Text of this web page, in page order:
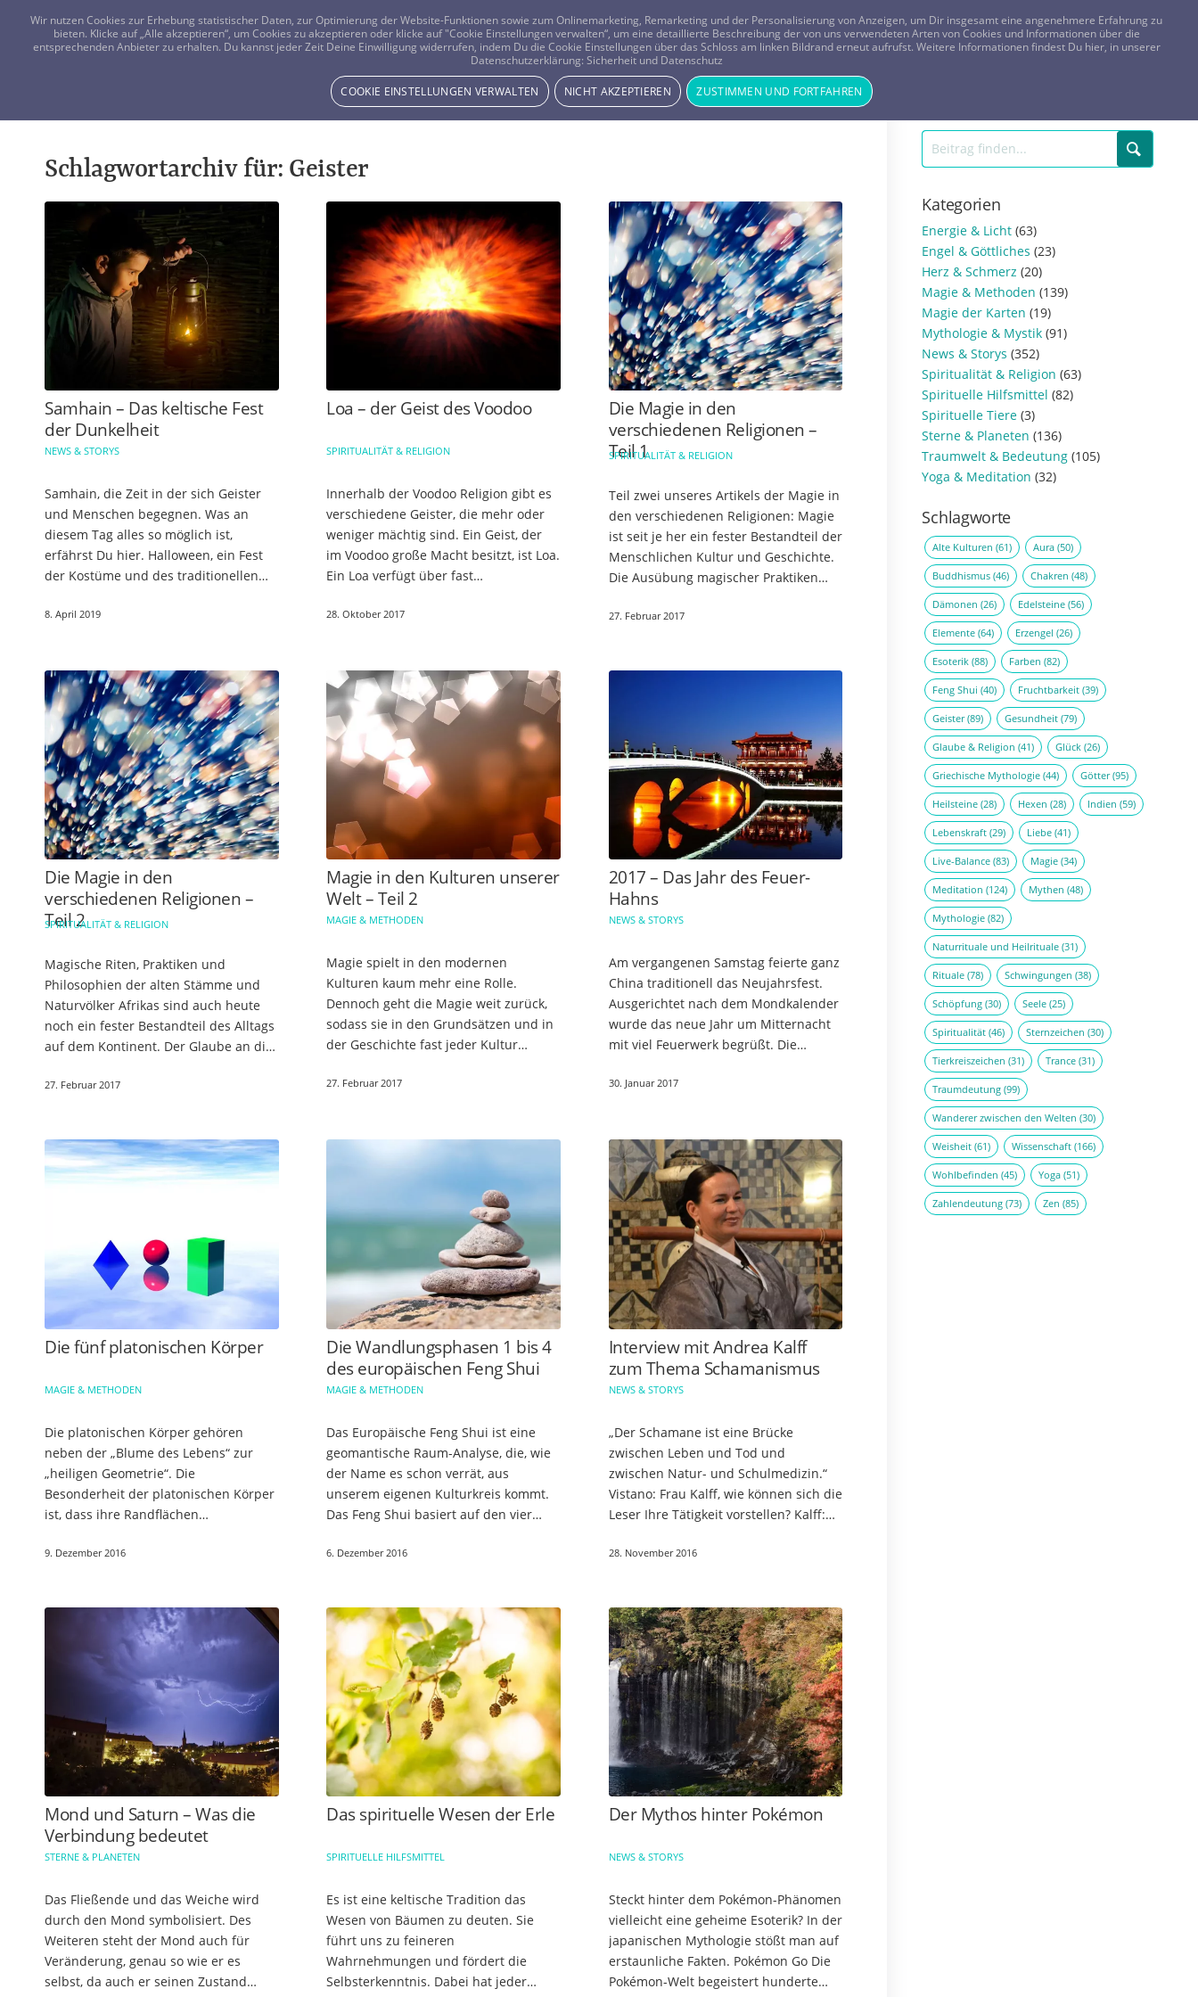
FRAGEN? KOSTENLOS ANRUFEN: 0800-8478266
Beratung Horoskope Tageskarte Magazin ANMELDEN REGISTRIEREN
Schlagwortarchiv für: Geister
Samhain – Das keltische Fest
der Dunkelheit
NEWS & STORYS
Samhain, die Zeit in der sich Geister
und Menschen begegnen. Was an
diesem Tag alles so möglich ist,
erfährst Du hier. Halloween, ein Fest
der Kostüme und des traditionellen
verkleiden uns, Kinder rennen von…
8. April 2019
Loa – der Geist des Voodoo
SPIRITUALITÄT & RELIGION
Innerhalb der Voodoo Religion gibt es
verschiedene Geister, die mehr oder
weniger mächtig sind. Ein Geist, der
im Voodoo große Macht besitzt, ist Loa.
Ein Loa verfügt über fast
man sagt, ein Loa könnte…
28. Oktober 2017
Die Magie in den
verschiedenen Religionen –
Teil 1
SPIRITUALITÄT & RELIGION
Teil zwei unseres Artikels der Magie in
den verschiedenen Religionen: Magie
ist seit je her ein fester Bestandteil der
Menschlichen Kultur und Geschichte.
Die Ausübung magischer Praktiken
Verbindung mit den…
27. Februar 2017
Die Magie in den
verschiedenen Religionen –
Teil 2
SPIRITUALITÄT & RELIGION
Magische Riten, Praktiken und
Philosophien der alten Stämme und
Naturvölker Afrikas sind auch heute
noch ein fester Bestandteil des Alltags
auf dem Kontinent. Der Glaube an die
Umwelt stehen fest im
27. Februar 2017
Magie in den Kulturen unserer
Welt – Teil 2
MAGIE & METHODEN
Magie spielt in den modernen
Kulturen kaum mehr eine Rolle.
Dennoch geht die Magie weit zurück,
sodass sie in den Grundsätzen und in
der Geschichte fast jeder Kultur
ist. Welche Rolle die Magie sowohl…
27. Februar 2017
2017 – Das Jahr des Feuer-
Hahns
NEWS & STORYS
Am vergangenen Samstag feierte ganz
China traditionell das Neujahrsfest.
Ausgerichtet nach dem Mondkalender
wurde das neue Jahr um Mitternacht
mit viel Feuerwerk begrüßt. Die
der Raketen böse Geister und…
30. Januar 2017
Die fünf platonischen Körper
MAGIE & METHODEN
Die platonischen Körper gehören
neben der „Blume des Lebens“ zur
„heiligen Geometrie“. Die
Besonderheit der platonischen Körper
ist, dass ihre Randflächen
und gleichseitigen Polygonen
9. Dezember 2016
Die Wandlungsphasen 1 bis 4
des europäischen Feng Shui
MAGIE & METHODEN
Das Europäische Feng Shui ist eine
geomantische Raum-Analyse, die, wie
der Name es schon verrät, aus
unserem eigenen Kulturkreis kommt.
Das Feng Shui basiert auf den vier
Erde. Ein achtgliedriges Lebensrad…
6. Dezember 2016
Interview mit Andrea Kalff
zum Thema Schamanismus
NEWS & STORYS
„Der Schamane ist eine Brücke
zwischen Leben und Tod und
zwischen Natur- und Schulmedizin.“
Vistano: Frau Kalff, wie können sich die
Leser Ihre Tätigkeit vorstellen? Kalff:
Schamanin. Früher war dies…
28. November 2016
Mond und Saturn – Was die
Verbindung bedeutet
STERNE & PLANETEN
Das Fließende und das Weiche wird
durch den Mond symbolisiert. Des
Weiteren steht der Mond auch für
Veränderung, genau so wie er es
selbst, da auch er seinen Zustand
Das spirituelle Wesen der Erle
SPIRITUELLE HILFSMITTEL
Es ist eine keltische Tradition das
Wesen von Bäumen zu deuten. Sie
führt uns zu feineren
Wahrnehmungen und fördert die
Selbsterkenntnis. Dabei hat jeder
Der Mythos hinter Pokémon
NEWS & STORYS
Steckt hinter dem Pokémon-Phänomen
vielleicht eine geheime Esoterik? In der
japanischen Mythologie stößt man auf
erstaunliche Fakten. Pokémon Go Die
Pokémon-Welt begeistert hunderte
Kategorien
Energie & Licht (63)
Engel & Göttliches (23)
Herz & Schmerz (20)
Magie & Methoden (139)
Magie der Karten (19)
Mythologie & Mystik (91)
News & Storys (352)
Spiritualität & Religion (63)
Spirituelle Hilfsmittel (82)
Spirituelle Tiere (3)
Sterne & Planeten (136)
Traumwelt & Bedeutung (105)
Yoga & Meditation (32)
Schlagworte
Alte Kulturen (61) Aura (50)
Buddhismus (46) Chakren (48)
Dämonen (26) Edelsteine (56)
Elemente (64) Erzengel (26)
Esoterik (88) Farben (82)
Feng Shui (40) Fruchtbarkeit (39)
Geister(89) Gesundheit (79)
Glaube & Religion (41) Glück (26)
Griechische Mythologie (44) Götter(95)
Heilsteine (28) Hexen (28) Indien (59)
Lebenskraft (29) Liebe (41)
Live-Balance (83) Magie (34)
Meditation (124) Mythen (48)
Mythologie (82)
Naturrituale und Heilrituale (31)
Rituale (78) Schwingungen (38)
Schöpfung (30) Seele (25)
Spiritualität (46) Sternzeichen (30)
Tierkreiszeichen (31) Trance (31)
Traumdeutung (99)
Wanderer zwischen den Welten (30)
Weisheit (61) Wissenschaft (166)
Wohlbefinden (45) Yoga (51)
Zahlendeutung (73) Zen (85)
Wir nutzen Cookies zur Erhebung statistischer Daten, zur Optimierung der Website-Funktionen sowie zum Onlinemarketing, Remarketing und der Personalisierung von Anzeigen, um Dir insgesamt eine angenehmere Erfahrung zu
bieten. Klicke auf „Alle akzeptieren“, um Cookies zu akzeptieren oder klicke auf "Cookie Einstellungen verwalten“, um eine detaillierte Beschreibung der von uns verwendeten Arten von Cookies und Informationen über die
entsprechenden Anbieter zu erhalten. Du kannst jeder Zeit Deine Einwilligung widerrufen, indem Du die Cookie Einstellungen über das Schloss am linken Bildrand erneut aufrufst. Weitere Informationen findest Du hier, in unserer
Datenschutzerklärung: Sicherheit und Datenschutz
COOKIE EINSTELLUNGEN VERWALTEN NICHT AKZEPTIEREN ZUSTIMMEN UND FORTFAHREN